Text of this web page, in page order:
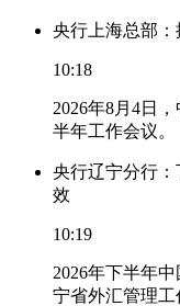
央行上海总部：
10:18
2026年8月4日
半年工作会议。
央行辽宁分行
效
10:19
2026年下半年
宁省外汇管理工